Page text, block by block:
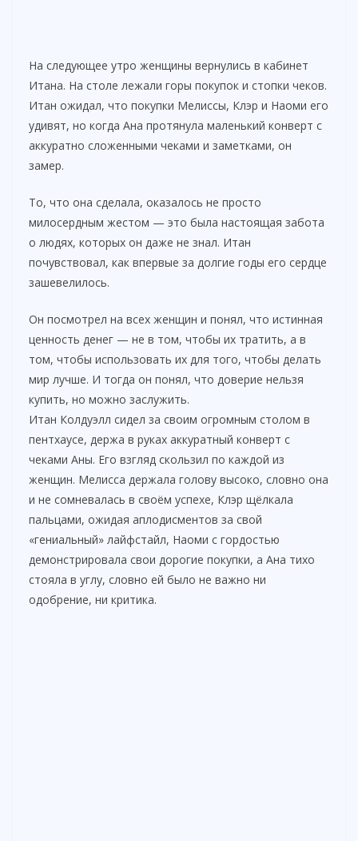
На следующее утро женщины вернулись в кабинет
Итана. На столе лежали горы покупок и стопки чеков.
Итан ожидал, что покупки Мелиссы, Клэр и Наоми его
удивят, но когда Ана протянула маленький конверт с
аккуратно сложенными чеками и заметками, он
замер.
То, что она сделала, оказалось не просто
милосердным жестом — это была настоящая забота
о людях, которых он даже не знал. Итан
почувствовал, как впервые за долгие годы его сердце
зашевелилось.
Он посмотрел на всех женщин и понял, что истинная
ценность денег — не в том, чтобы их тратить, а в
том, чтобы использовать их для того, чтобы делать
мир лучше. И тогда он понял, что доверие нельзя
купить, но можно заслужить.
Итан Колдуэлл сидел за своим огромным столом в
пентхаусе, держа в руках аккуратный конверт с
чеками Аны. Его взгляд скользил по каждой из
женщин. Мелисса держала голову высоко, словно она
и не сомневалась в своём успехе, Клэр щёлкала
пальцами, ожидая аплодисментов за свой
«гениальный» лайфстайл, Наоми с гордостью
демонстрировала свои дорогие покупки, а Ана тихо
стояла в углу, словно ей было не важно ни
одобрение, ни критика.